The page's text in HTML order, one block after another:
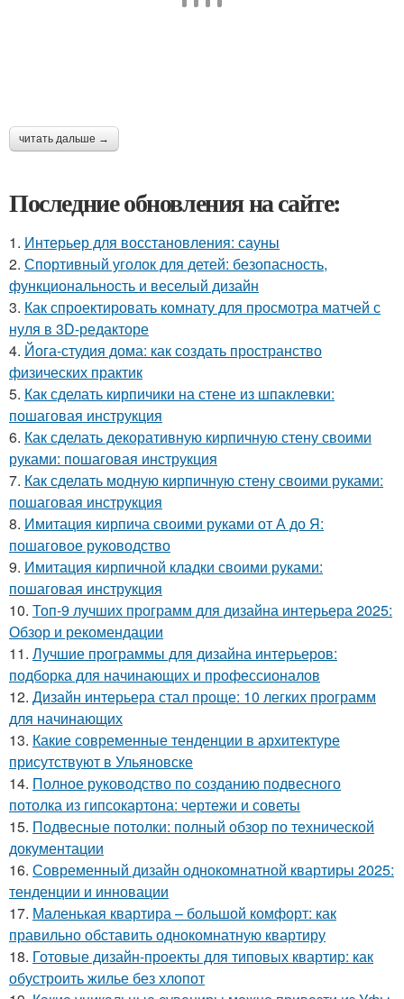
читать дальше →
Последние обновления на сайте:
1. Интерьер для восстановления: сауны
2. Спортивный уголок для детей: безопасность,
функциональность и веселый дизайн
3. Как спроектировать комнату для просмотра матчей с
нуля в 3D-редакторе
4. Йога-студия дома: как создать пространство
физических практик
5. Как сделать кирпичики на стене из шпаклевки:
пошаговая инструкция
6. Как сделать декоративную кирпичную стену своими
руками: пошаговая инструкция
7. Как сделать модную кирпичную стену своими руками:
пошаговая инструкция
8. Имитация кирпича своими руками от А до Я:
пошаговое руководство
9. Имитация кирпичной кладки своими руками:
пошаговая инструкция
10. Топ-9 лучших программ для дизайна интерьера 2025:
Обзор и рекомендации
11. Лучшие программы для дизайна интерьеров:
подборка для начинающих и профессионалов
12. Дизайн интерьера стал проще: 10 легких программ
для начинающих
13. Какие современные тенденции в архитектуре
присутствуют в Ульяновске
14. Полное руководство по созданию подвесного
потолка из гипсокартона: чертежи и советы
15. Подвесные потолки: полный обзор по технической
документации
16. Современный дизайн однокомнатной квартиры 2025:
тенденции и инновации
17. Маленькая квартира – большой комфорт: как
правильно обставить однокомнатную квартиру
18. Готовые дизайн-проекты для типовых квартир: как
обустроить жилье без хлопот